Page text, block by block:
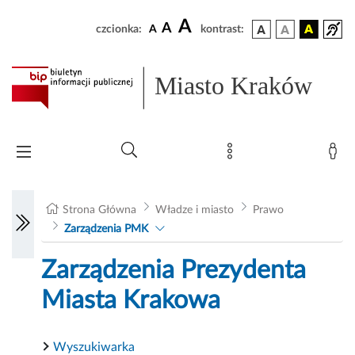
czcionka: A A A kontrast:
Miasto Kraków
Strona Główna Władze i miasto
Prawo
Zarządzenia PMK
Zarządzenia Prezydenta
Miasta Krakowa
Wyszukiwarka